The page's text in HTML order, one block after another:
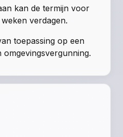
kan de termijn voor
verdagen.
toepassing op een
omgevingsvergunning.